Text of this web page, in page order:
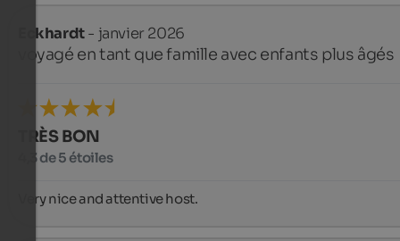
Eckhardt- janvier 2026
voyagé en tant que famille avec enfants plus âgés
TRÈS BON
4,3 de 5 étoiles
Very nice and attentive host.